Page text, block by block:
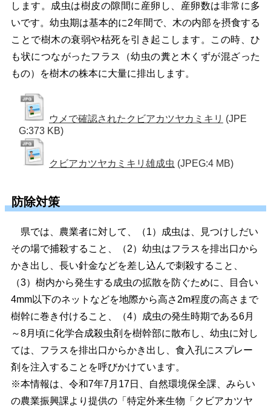
します。成虫は樹皮の隙間に産卵し、産卵数は非常に多
いです。幼虫期は基本的に2年間で、木の内部を摂食する
ことで樹木の衰弱や枯死を引き起こします。この時、ひ
も状につながったフラス（幼虫の糞と木くずが混ざった
もの）を樹木の株本に大量に排出します。
ウメで確認されたクビアカツヤカミキリ (JPE
G:373 KB)
クビアカツヤカミキリ雄成虫 (JPEG:4 MB)
防除対策
県では、農業者に対して、（1）成虫は、見つけしだい
その場で捕殺すること、（2）幼虫はフラスを排出口から
かき出し、長い針金などを差し込んで刺殺すること、
（3）樹内から発生する成虫の拡散を防ぐために、目合い
4mm以下のネットなどを地際から高さ2m程度の高さまで
樹幹に巻き付けること、（4）成虫の発生時期である6月
～8月頃に化学合成殺虫剤を樹幹部に散布し、幼虫に対し
ては、フラスを排出口からかき出し、食入孔にスプレー
剤を注入することを呼びかけています。
※本情報は、令和7年7月17日、自然環境保全課、みらい
の農業振興課より提供の「特定外来生物「クビアカツヤ